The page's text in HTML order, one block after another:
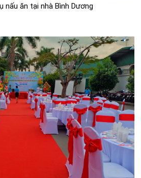
nấu ăn tại nhà Bình Dương